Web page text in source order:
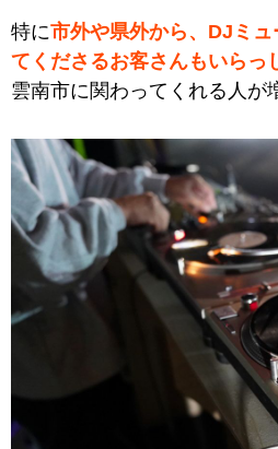
特に市外や県外から、DJミ
てくださるお客さんもいらっ
雲南市に関わってくれる人が